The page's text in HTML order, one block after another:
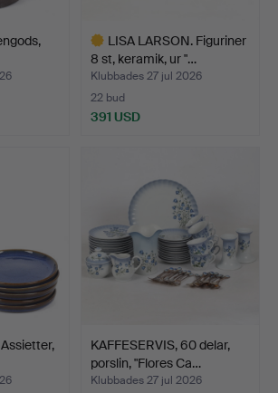
LISA LARSON. Figuriner
8 st, keramik, ur "…
Klubbades 27 jul 2026
22 bud
391 USD
KAFFESERVIS, 60 delar,
porslin, "Flores Ca…
Klubbades 27 jul 2026